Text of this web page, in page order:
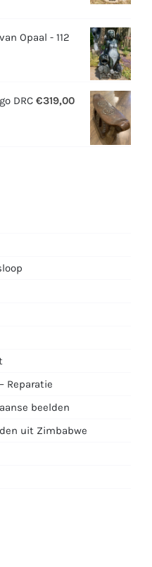
Opaal - 112
is:DRC €319,00
Reparatie
beelden
uit Zimbabwe